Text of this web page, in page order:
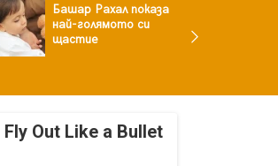
Башар Рахал показа
най-голямото си
щастие
Out Like a Bullet